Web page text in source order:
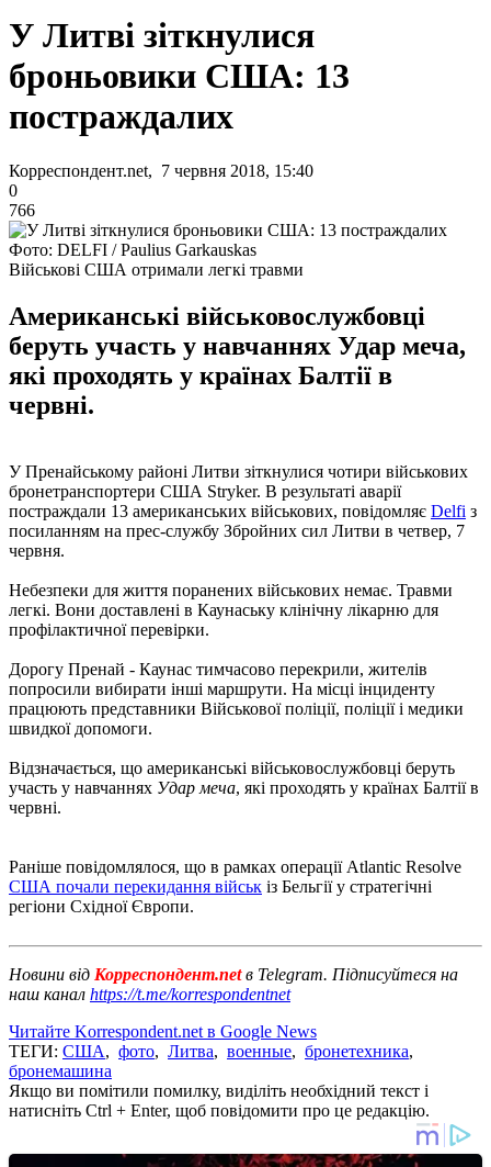
У Литві зіткнулися
броньовики США: 13
постраждалих
Корреспондент.net, 7 червня 2018, 15:40
0
766
Фото: DELFI / Paulius Garkauskas
Військові США отримали легкі травми
Американські військовослужбовці
беруть участь у навчаннях Удар меча,
які проходять у країнах Балтії в
червні.
У Пренайському районі Литви зіткнулися чотири військових
бронетранспортери США Stryker. В результаті аварії
постраждали 13 американських військових, повідомляє Delfi з
посиланням на прес-службу Збройних сил Литви в четвер, 7
червня.
Небезпеки для життя поранених військових немає. Травми
легкі. Вони доставлені в Каунаську клінічну лікарню для
профілактичної перевірки.
Дорогу Пренай - Каунас тимчасово перекрили, жителів
попросили вибирати інші маршрути. На місці інциденту
працюють представники Військової поліції, поліції і медики
швидкої допомоги.
Відзначається, що американські військовослужбовці беруть
участь у навчаннях Удар меча, які проходять у країнах Балтії в
червні.
Раніше повідомлялося, що в рамках операції Atlantic Resolve
США почали перекидання військ із Бельгії у стратегічні
регіони Східної Європи.
Новини від Корреспондент.netв Telegram. Підписуйтеся на
наш канал https://t.me/korrespondentnet
Читайте Korrespondent.net в Google News
ТЕГИ: США, фото, Литва, военные, бронетехника,
бронемашина
Якщо ви помітили помилку, виділіть необхідний текст і
натисніть Ctrl + Enter, щоб повідомити про це редакцію.